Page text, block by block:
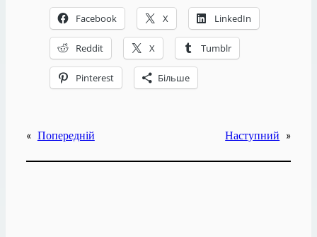
Facebook X LinkedIn
Reddit X Tumblr
Pinterest Більше
« Попередній Наступний »